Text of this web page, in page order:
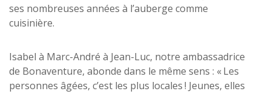
ses nombreuses années à l’auberge comme
cuisinière.
Isabel à Marc-André à Jean-Luc, notre ambassadrice
de Bonaventure, abonde dans le même sens : « Les
personnes âgées, c’est les plus locales ! Jeunes, elles